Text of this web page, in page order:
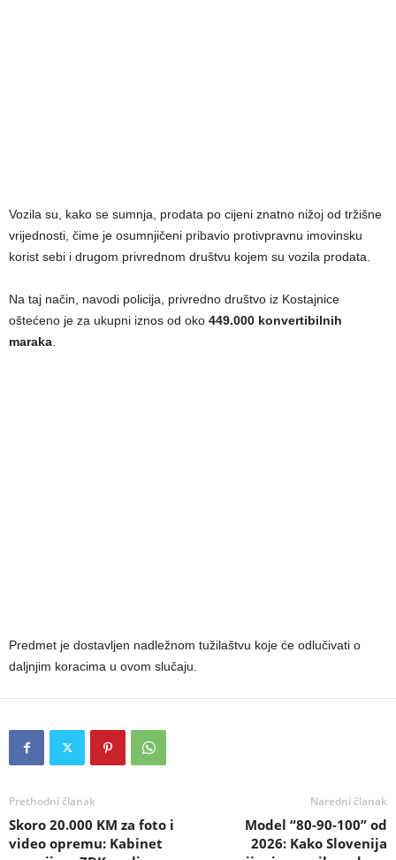
Vozila su, kako se sumnja, prodata po cijeni znatno nižoj od tržišne
vrijednosti, čime je osumnjičeni pribavio protivpravnu imovinsku
korist sebi i drugom privrednom društvu kojem su vozila prodata.
Na taj način, navodi policija, privredno društvo iz Kostajnice
oštećeno je za ukupni iznos od oko 449.000 konvertibilnih
maraka
Predmet je dostavljen nadležnom tužilaštvu koje će odlučivati o
daljnjim koracima u ovom slučaju.
Prethodni članak
Skoro 20.000 KM za foto i
video opremu: Kabinet
Naredni članak
Model “80-90-100” od
2026: Kako Slovenija